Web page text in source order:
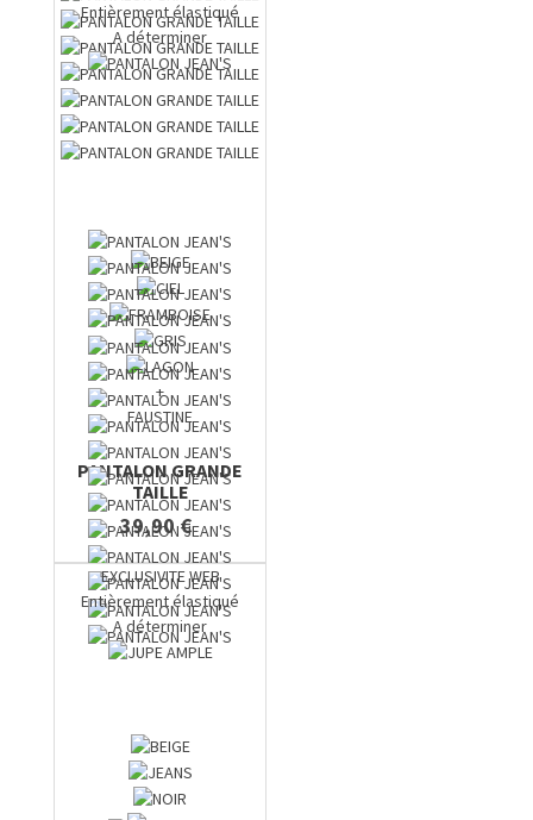
+
FAUSTINE
PANTALON GRANDE
TAILLE
39,90 €
Entièrement élastiqué
A déterminer
EXCLUSIVITE WEB
Entièrement élastiqué
A déterminer